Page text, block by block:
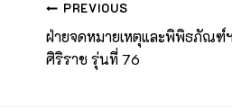
PREVIOUS
ฝ่ายจดหมายเหตุและพิพิธภัณฑ์
ศิริราช รุ่นที่ 76